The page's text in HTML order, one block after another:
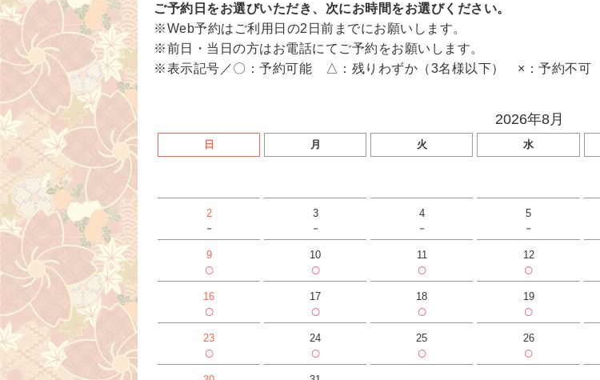
ご予約日をお選びいただき、次にお時間をお選びください。
※Web予約はご利用日の2日前までにお願いします。
※前日・当日の方はお電話にてご予約をお願いします。
※表示記号／〇：予約可能 △：残りわずか（3名様以下） ×：予約不可
2026年8月
日 月 火 水
2
-
3
-
4
-
5
-
9
○
10
○
11
○
12
○
16
○
17
○
18
○
19
○
23
○
24
○
25
○
26
○